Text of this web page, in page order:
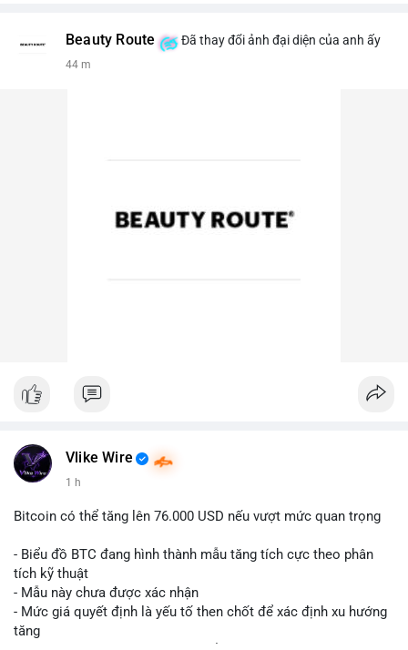
Beauty Route Đã thay đổi ảnh đại diện của anh ấy
44 m
Vlike Wire
1 h
Bitcoin có thể tăng lên 76.000 USD nếu vượt mức quan trọng
- Biểu đồ BTC đang hình thành mẫu tăng tích cực theo phân
tích kỹ thuật
- Mẫu này chưa được xác nhận
- Mức giá quyết định là yếu tố then chốt để xác định xu hướng
tăng